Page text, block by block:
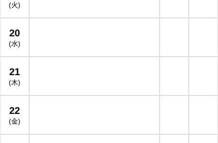
(火)
20
(水)
21
(木)
22
(金)